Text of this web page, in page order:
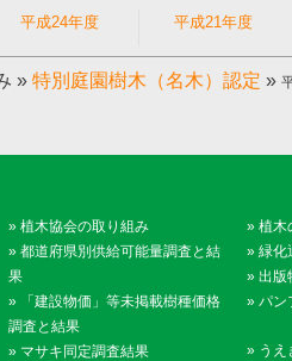
平成24年度 平成21年度
» 特別庭園樹木（名木）認定 »
» 植木協会の取り組み
» 都道府県別供給可能量調査と結
果
»
「建設物価」等未掲載樹種価格
調査と結果
» マサキ同定調査結果
» 植木
» 緑化
» 出版
» パン
» うえ